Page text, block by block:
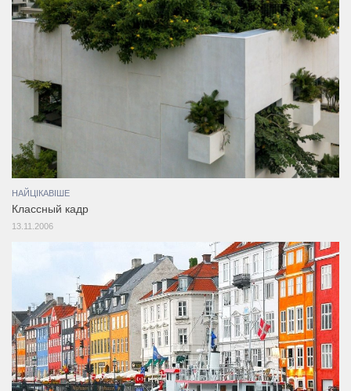
НАЙЦІКАВІШЕ
Классный кадр
13.11.2006